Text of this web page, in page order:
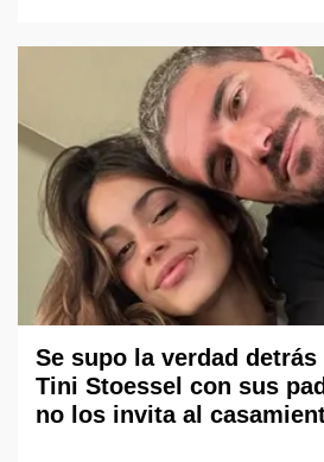
Se supo la verdad detrás
Tini Stoessel con sus
no los invita al